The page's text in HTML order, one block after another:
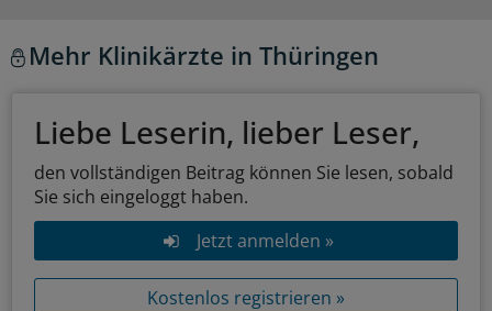
Mehr Klinikärzte in Thüringen
Liebe Leserin, lieber Leser,
den vollständigen Beitrag können Sie lesen, sobald
Sie sich eingeloggt haben.
Jetzt anmelden »
Kostenlos registrieren »